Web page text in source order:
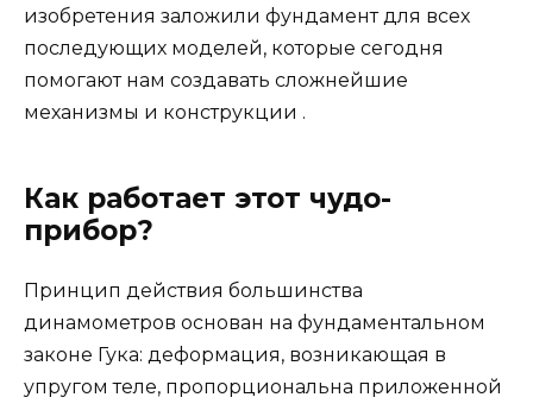
изобретения заложили фундамент для всех
последующих моделей, которые сегодня
помогают нам создавать сложнейшие
механизмы и конструкции .
Как работает этот чудо-
прибор?
Принцип действия большинства
динамометров основан на фундаментальном
законе Гука: деформация, возникающая в
упругом теле, пропорциональна приложенной